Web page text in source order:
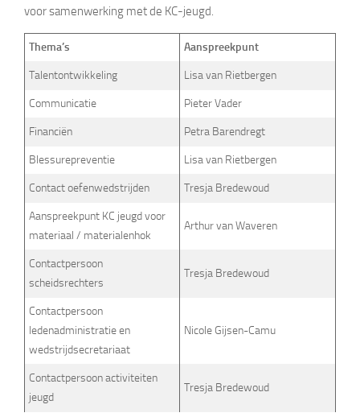
voor samenwerking met de KC-jeugd.
Thema’s Aanspreekpunt
Talentontwikkeling Lisa van Rietbergen
Communicatie Pieter Vader
Financiën Petra Barendregt
Blessurepreventie Lisa van Rietbergen
Contact oefenwedstrijden Tresja Bredewoud
Aanspreekpunt KC jeugd voor
materiaal / materialenhok
Arthur van Waveren
Contactpersoon
scheidsrechters
Tresja Bredewoud
Contactpersoon
ledenadministratie en
wedstrijdsecretariaat
Nicole Gijsen-Camu
Contactpersoon activiteiten
jeugd
Tresja Bredewoud